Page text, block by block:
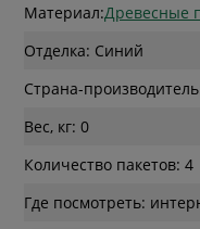
Материал:Древесные
Отделка: Синий
Страна-
Вес, кг: 0
Количество пакетов: 4
Где посмотреть: